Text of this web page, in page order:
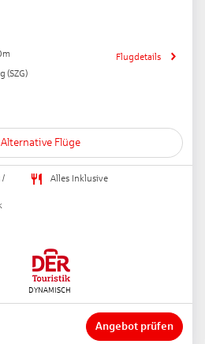
(SZG)
Flugdetails
Alternative Flüge
/
Alles Inklusive
Angebot prüfen